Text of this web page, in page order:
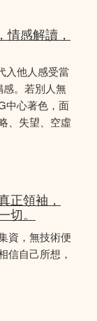
感解讀，
入他人感受當
感。若別人無
中心著色，面
、失望、空虛
正領袖，
。
資，無技術便
信自己所想，